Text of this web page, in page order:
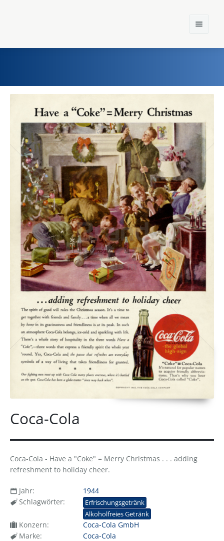
Einst und Heute
Marken
Konzerne
Epoche
Coca-Cola
Coca-Cola - Have a "Coke" = Merry Christmas . . . adding
refreshment to holiday cheer.
Jahr:
1944
Schlagwörter:
Erfrischungsgetränk
Alkoholfreies Getränk
Konzern:
Coca-Cola GmbH
Marke:
Coca-Cola